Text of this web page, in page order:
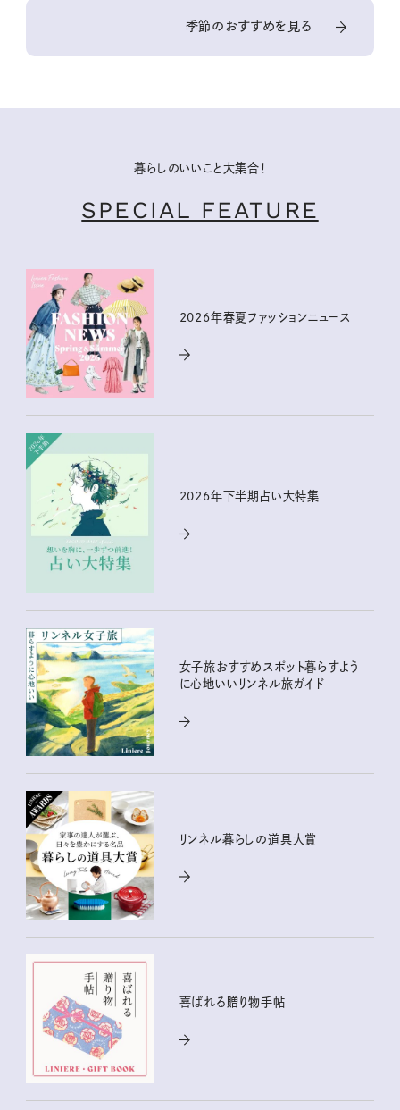
季節のおすすめを見る
暮らしのいいこと大集合！
SPECIAL FEATURE
2026年春夏ファッションニュース
2026年下半期占い大特集
女子旅おすすめスポット暮らすよう
に心地いいリンネル旅ガイド
リンネル暮らしの道具大賞
喜ばれる贈り物手帖